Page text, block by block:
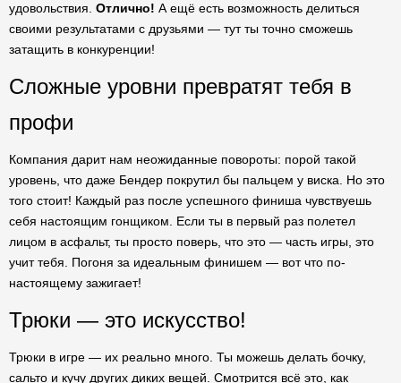
удовольствия. Отлично! А ещё есть возможность делиться
своими результатами с друзьями — тут ты точно сможешь
затащить в конкуренции!
Сложные уровни превратят тебя в
профи
Компания дарит нам неожиданные повороты: порой такой
уровень, что даже Бендер покрутил бы пальцем у виска. Но это
того стоит! Каждый раз после успешного финиша чувствуешь
себя настоящим гонщиком. Если ты в первый раз полетел
лицом в асфальт, ты просто поверь, что это — часть игры, это
учит тебя. Погоня за идеальным финишем — вот что по-
настоящему зажигает!
Трюки — это искусство!
Трюки в игре — их реально много. Ты можешь делать бочку,
сальто и кучу других диких вещей. Смотрится всё это, как